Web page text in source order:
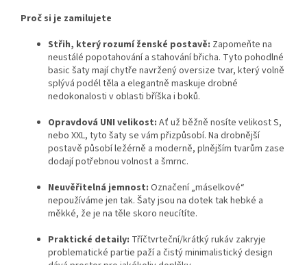
Proč si je zamilujete
Střih, který rozumí ženské postavě: Zapomeňte na
neustálé popotahování a stahování břicha. Tyto pohodlné
basic šaty mají chytře navržený oversize tvar, který volně
splývá podél těla a elegantně maskuje drobné
nedokonalosti v oblasti bříška i boků.
Opravdová UNI velikost: Ať už běžně nosíte velikost S,
nebo XXL, tyto šaty se vám přizpůsobí. Na drobnější
postavě působí ležérně a moderně, plnějším tvarům zase
dodají potřebnou volnost a šmrnc.
Neuvěřitelná jemnost: Označení „máselkové“
nepoužíváme jen tak. Šaty jsou na dotek tak hebké a
měkké, že je na těle skoro neucítíte.
Praktické detaily: Tříčtvrteční/krátký rukáv zakryje
problematické partie paží a čistý minimalistický design